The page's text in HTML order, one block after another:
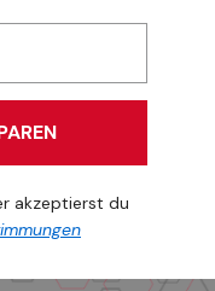
akzeptierst du